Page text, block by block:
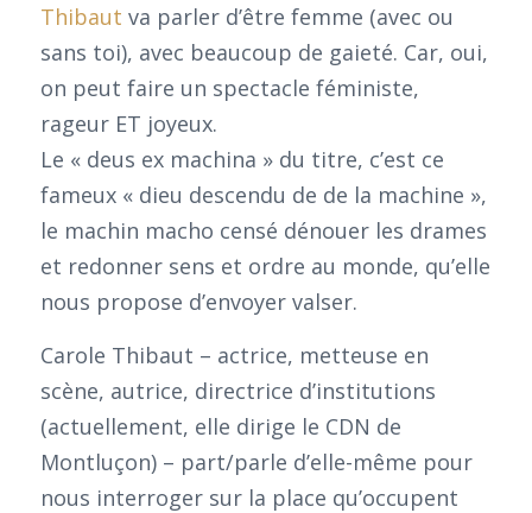
Thibaut va parler d’être femme (avec ou
sans toi), avec beaucoup de gaieté. Car, oui,
on peut faire un spectacle féministe,
rageur ET joyeux.
Le « deus ex machina » du titre, c’est ce
fameux « dieu descendu de de la machine »,
le machin macho censé dénouer les drames
et redonner sens et ordre au monde, qu’elle
nous propose d’envoyer valser.
Carole Thibaut – actrice, metteuse en
scène, autrice, directrice d’institutions
(actuellement, elle dirige le CDN de
Montluçon) – part/parle d’elle-même pour
nous interroger sur la place qu’occupent